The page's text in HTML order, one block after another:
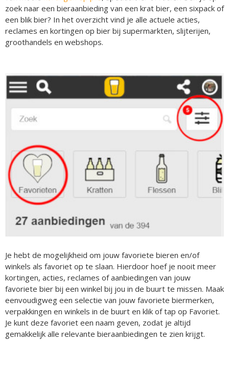
zoek naar een bieraanbieding van een krat bier, een sixpack of
een blik bier? In het overzicht vind je alle actuele acties,
reclames en kortingen op bier bij supermarkten, slijterijen,
groothandels en webshops.
Je hebt de mogelijkheid om jouw favoriete bieren en/of
winkels als favoriet op te slaan. Hierdoor hoef je nooit meer
kortingen, acties, reclames of aanbiedingen van jouw
favoriete bier bij een winkel bij jou in de buurt te missen. Maak
eenvoudigweg een selectie van jouw favoriete biermerken,
verpakkingen en winkels in de buurt en klik of tap op Favoriet.
Je kunt deze favoriet een naam geven, zodat je altijd
gemakkelijk alle relevante bieraanbiedingen te zien krijgt.